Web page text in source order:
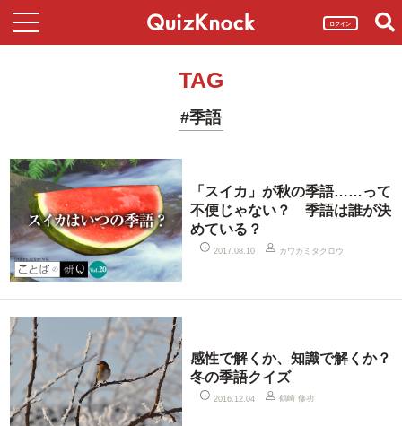
ログイン
TAG
#季語
「スイカ」が秋の季語……って
不便じゃない？ 季語は誰が決
めている？
2017.08.10 カワカミタクロウ
感性で解くか、知識で解くか？
冬の季語クイズ
2016.12.04 鶴崎 修功